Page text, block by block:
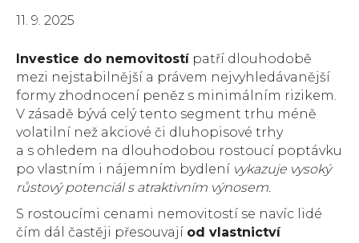
11. 9. 2025
Investice do nemovitostípatří dlouhodobě
mezi nejstabilnější a právem nejvyhledávanější
formy zhodnocení peněz s minimálním rizikem.
V zásadě bývá celý tento segment trhu méně
volatilní než akciové či dluhopisové trhy
a s ohledem na dlouhodobou rostoucí poptávku
po vlastním i nájemním bydlení vykazuje vysoký
růstový potenciál s atraktivním výnosem.
S rostoucími cenami nemovitostí se navíc lidé
čím dál častěji přesouvají od vlastnictví